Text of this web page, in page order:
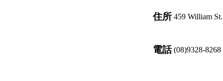
住所 459 William
電話 (08)9328-8268